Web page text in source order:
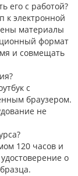
его с работой?
к электронной
материалы
формат
и совмещать
с
браузером.
не
120 часов и
о